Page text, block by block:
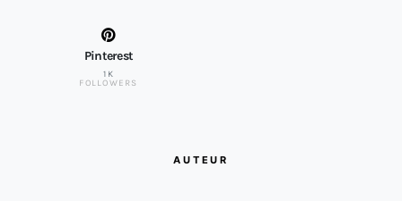
Pinterest
1K
FOLLOWERS
AUTEUR